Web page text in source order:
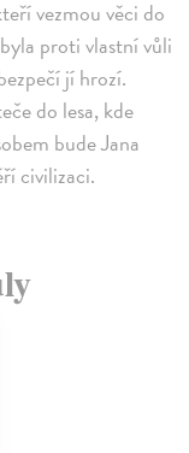
vezmou věci do
proti vlastní vůli
jí hrozí.
do lesa, kde
bude Jana
civilizaci.